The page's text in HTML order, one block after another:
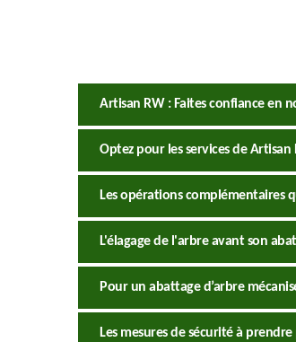
Artisan RW : Faites confiance en
Optez pour les services de
Les opérations complémentaires
L'élagage de l'arbre avant son
Pour un abattage d’arbre
Les mesures de sécurité à